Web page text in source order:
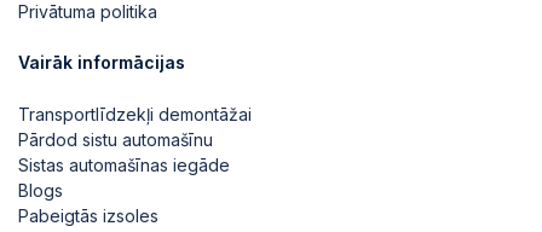
2026-05-15 20:09:23
Privātuma politika
Vairāk informācijas
Transportlīdzekļi demontāžai
Pārdod sistu automašīnu
Sistas automašīnas iegāde
Blogs
Pabeigtās izsoles